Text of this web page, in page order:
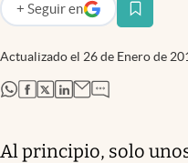
abre en nueva pestaña
Actualizado el 26 de Enero de
+ Seguir en
abre en nueva pestaña
abre en nueva pestaña
abre en nueva pestaña
abre en nueva pestaña
abre en nueva
Al principio, solo